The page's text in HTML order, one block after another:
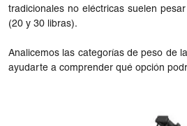
tradicionales no eléctricas suelen
(20 y 30 libras).
Analicemos las categorías de peso de
ayudarte a comprender qué opción